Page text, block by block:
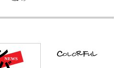
に妊娠しました~詰んだ